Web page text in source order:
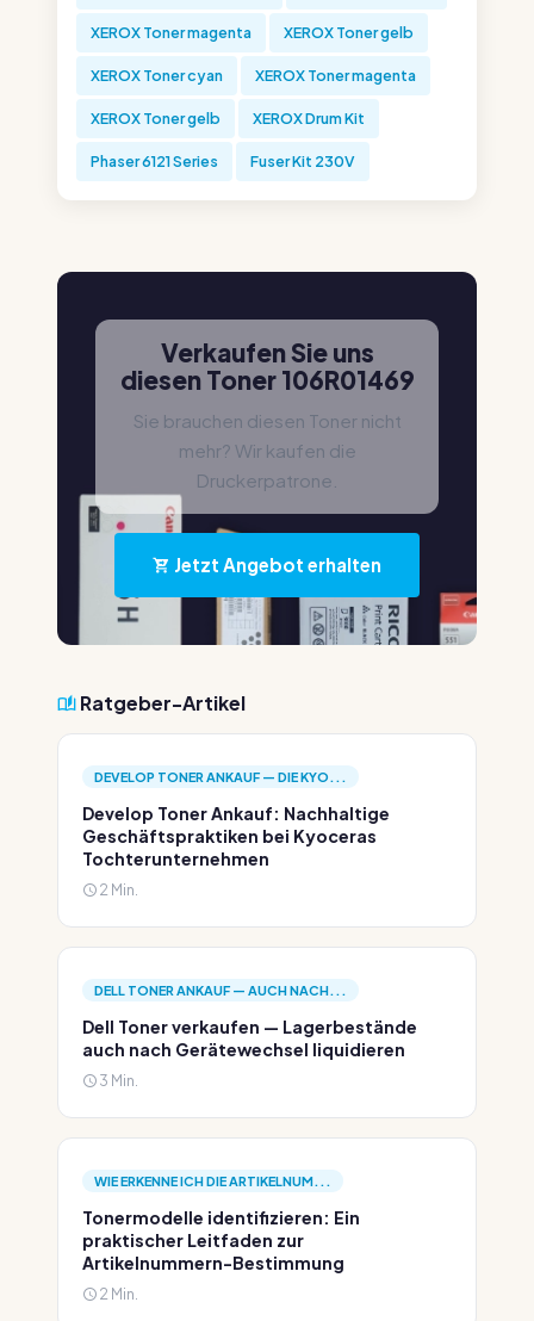
XEROX Toner magenta XEROX Toner gelb
XEROX Toner cyan XEROX Toner magenta
XEROX Toner gelb XEROX Drum Kit
Phaser 6121 Series Fuser Kit 230V
Verkaufen Sie uns
diesen Toner 106R01469
Sie brauchen diesen Toner nicht
mehr? Wir kaufen die
Druckerpatrone.
Jetzt Angebot erhalten
Ratgeber-Artikel
DEVELOP TONER ANKAUF — DIE KYO...
Develop Toner Ankauf: Nachhaltige
Geschäftspraktiken bei Kyoceras
Tochterunternehmen
2 Min.
DELL TONER ANKAUF — AUCH NACH...
Dell Toner verkaufen — Lagerbestände
auch nach Gerätewechsel liquidieren
3 Min.
WIE ERKENNE ICH DIE ARTIKELNUM...
Tonermodelle identifizieren: Ein
praktischer Leitfaden zur
Artikelnummern-Bestimmung
2 Min.